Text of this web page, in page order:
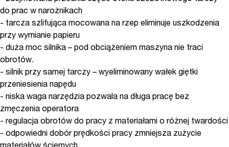
do prac w narożnikach
- tarcza szlifująca mocowana na rzep eliminuje uszkodzenia
przy wymianie papieru
- duża moc silnika – pod obciążeniem maszyna nie traci
obrotów.
- silnik przy samej tarczy – wyeliminowany wałek giętki
przeniesienia napędu
- niska waga narzędzia pozwala na długa pracę bez
zmęczenia operatora
- regulacja obrotów do pracy z materiałami o różnej twardości
- odpowiedni dobór prędkości pracy zmniejsza zużycie